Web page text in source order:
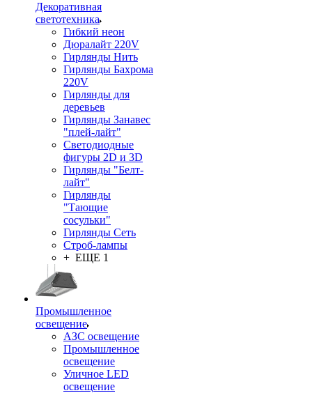
Декоративная
светотехника
Гибкий неон
Дюралайт 220V
Гирлянды Нить
Гирлянды Бахрома
220V
Гирлянды для
деревьев
Гирлянды Занавес
"плей-лайт"
Светодиодные
фигуры 2D и 3D
Гирлянды "Белт-
лайт"
Гирлянды
"Тающие
сосульки"
Гирлянды Сеть
Строб-лампы
+ ЕЩЕ 1
Промышленное
освещение
АЗС освещение
Промышленное
освещение
Уличное LED
освещение